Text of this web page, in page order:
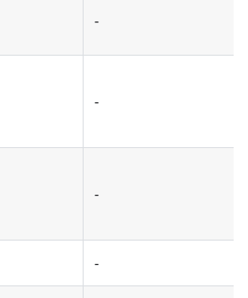
-
-
-
-